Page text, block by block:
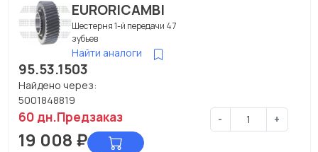
EURORICAMBI
Шестерня 1-й передачи 47
зубьев
Найти аналоги
95.53.1503
Найдено через:
5001848819
60 дн.Предзаказ - +
19 008 ₽